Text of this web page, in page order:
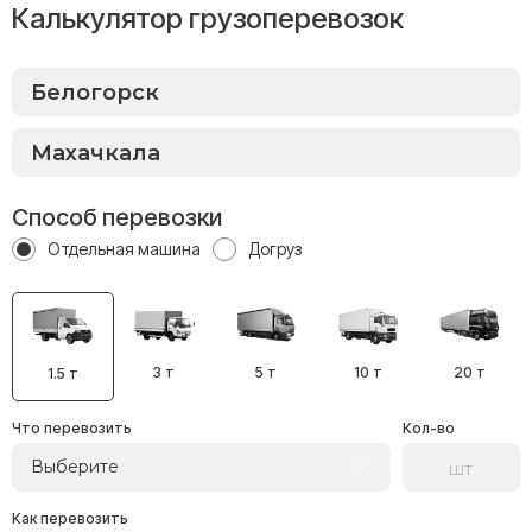
Калькулятор грузоперевозок
Способ перевозки
Отдельная машина Догруз
1.5 т 3 т 5 т 10 т 20 т
Что перевозить
Выберите
Кол-во
Как перевозить